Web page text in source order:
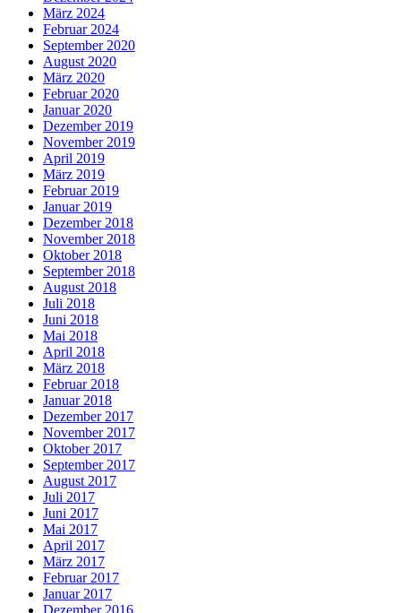
März 2024
Februar 2024
September 2020
August 2020
März 2020
Februar 2020
Januar 2020
Dezember 2019
November 2019
April 2019
März 2019
Februar 2019
Januar 2019
Dezember 2018
November 2018
Oktober 2018
September 2018
August 2018
Juli 2018
Juni 2018
Mai 2018
April 2018
März 2018
Februar 2018
Januar 2018
Dezember 2017
November 2017
Oktober 2017
September 2017
August 2017
Juli 2017
Juni 2017
Mai 2017
April 2017
März 2017
Februar 2017
Januar 2017